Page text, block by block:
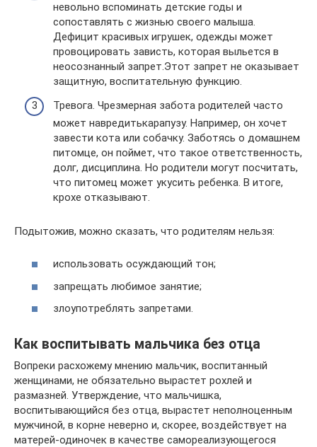
невольно вспоминать детские годы и
сопоставлять с жизнью своего малыша.
Дефицит красивых игрушек, одежды может
провоцировать зависть, которая выльется в
неосознанный запрет.Этот запрет не оказывает
защитную, воспитательную функцию.
Тревога. Чрезмерная забота родителей часто
может навредитькарапузу. Например, он хочет
завести кота или собачку. Заботясь о домашнем
питомце, он поймет, что такое ответственность,
долг, дисциплина. Но родители могут посчитать,
что питомец может укусить ребенка. В итоге,
крохе отказывают.
Подытожив, можно сказать, что родителям нельзя:
использовать осуждающий тон;
запрещать любимое занятие;
злоупотреблять запретами.
Как воспитывать мальчика без отца
Вопреки расхожему мнению мальчик, воспитанный
женщинами, не обязательно вырастет рохлей и
размазней. Утверждение, что мальчишка,
воспитывающийся без отца, вырастет неполноценным
мужчиной, в корне неверно и, скорее, воздействует на
матерей-одиночек в качестве самореализующегося